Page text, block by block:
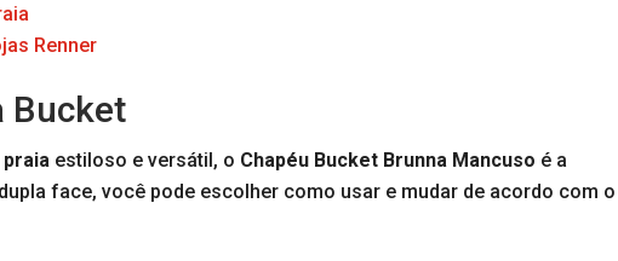
Renner
Bucket
praia estiloso e versátil, o Chapéu Bucket Brunna Mancuso é a
face, você pode escolher como usar e mudar de acordo com o